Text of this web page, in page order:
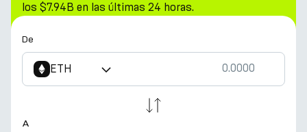
los $7.94B en las últimas 24 horas.
De
ETH
A